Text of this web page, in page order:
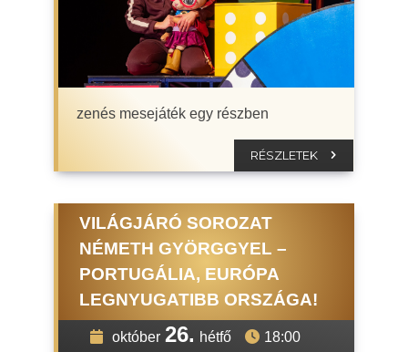
zenés mesejáték egy részben
RÉSZLETEK
VILÁGJÁRÓ SOROZAT
NÉMETH GYÖRGGYEL –
PORTUGÁLIA, EURÓPA
LEGNYUGATIBB ORSZÁGA!
október 26. hétfő
18:00